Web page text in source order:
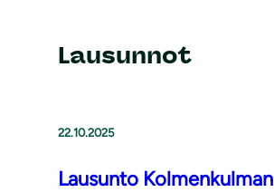
Lausunnot
22.10.2025
Lausunto Kolmenkulman